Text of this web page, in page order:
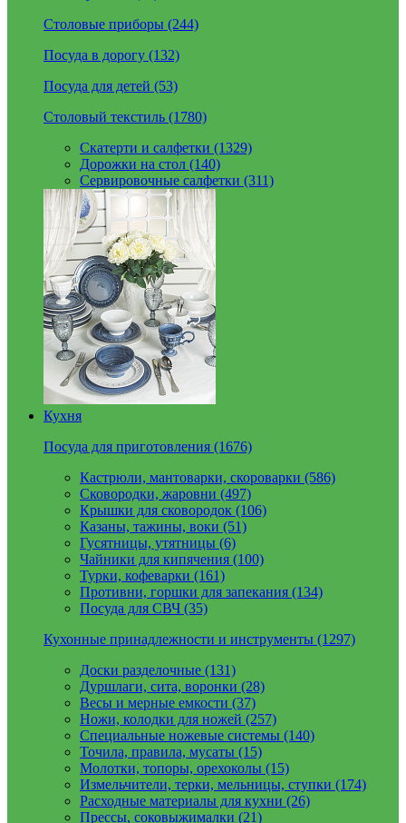
Столовые приборы (244)
Посуда в дорогу (132)
Посуда для детей (53)
Столовый текстиль (1780)
Скатерти и салфетки (1329)
Дорожки на стол (140)
Сервировочные салфетки (311)
Кухня
Посуда для приготовления (1676)
Кастрюли, мантоварки, скороварки (586)
Сковородки, жаровни (497)
Крышки для сковородок (106)
Казаны, тажины, воки (51)
Гусятницы, утятницы (6)
Чайники для кипячения (100)
Турки, кофеварки (161)
Противни, горшки для запекания (134)
Посуда для СВЧ (35)
Кухонные принадлежности и инструменты (1297)
Доски разделочные (131)
Дуршлаги, сита, воронки (28)
Весы и мерные емкости (37)
Ножи, колодки для ножей (257)
Специальные ножевые системы (140)
Точила, правила, мусаты (15)
Молотки, топоры, орехоколы (15)
Измельчители, терки, мельницы, ступки (174)
Расходные материалы для кухни (26)
Прессы, соковыжималки (21)